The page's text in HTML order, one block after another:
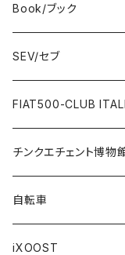
DeAGOSTINI
Giannini
FERRARI
LANCIA
AUTOBIANCHI
Others / その他
Bag / バッグ
Towel / タオル
Wallet / 財布
Key Case / キーケー
Key Ring / キーリング
Belt / ベルト
Sticker / ステッカー
Badge / バッジ
Lunch box / ランチボ
Flag / フラッグ
Ornament / 置物
Bicycle accessories
Book/ブック
ABARTH/アバルト
FIAT500/フィアット
FIAT/フィアット
Race/レース
SEV/セブ
Automobile/自動車
Health/健康
FIAT500-CLUB
Bag/バッグ
Sticker/ステッカー
Emblem/エンブレム
チンクエチェント博物
Sticker / ステッカー
Bag / バッグ
自転車
iXOOST